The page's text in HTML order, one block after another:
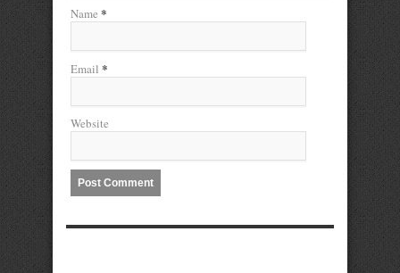
Name *
Email *
Website